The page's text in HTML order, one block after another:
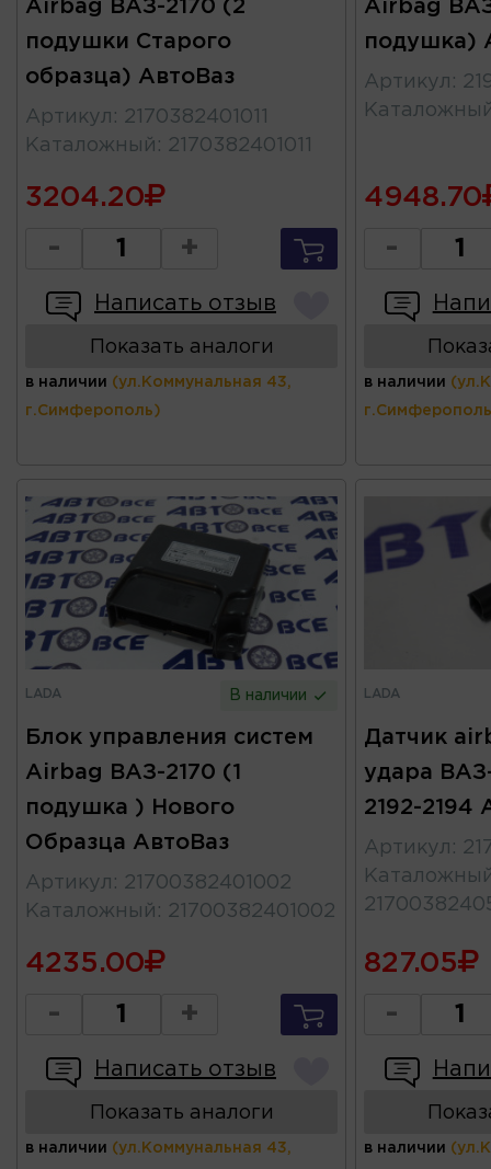
Airbag ВАЗ-2170 (2
подушки Старого
образца) АвтоВаз
Артикул : 2170382401011
Каталожный : 2170382401011
3204.20
- +
Написать отзыв
Показать аналоги
в наличии (ул.Коммунальная 43,
г.Симферополь)
Airbag
подушка)
Артикул :
4948.70
-
в наличии
LADA В наличии
Блок управления систем
Airbag ВАЗ-2170 (1
подушка ) Нового
Образца АвтоВаз
Артикул : 21700382401002
Каталожный : 21700382401002
4235.00
- +
Написать отзыв
Показать аналоги
в наличии (ул.Коммунальная 43,
LADA
Датчик
удара ВАЗ-
2192-2194
Артикул :
827.05
-
в наличии